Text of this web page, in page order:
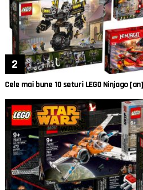
Cele mai bune 10 seturi LEGO Ninjago